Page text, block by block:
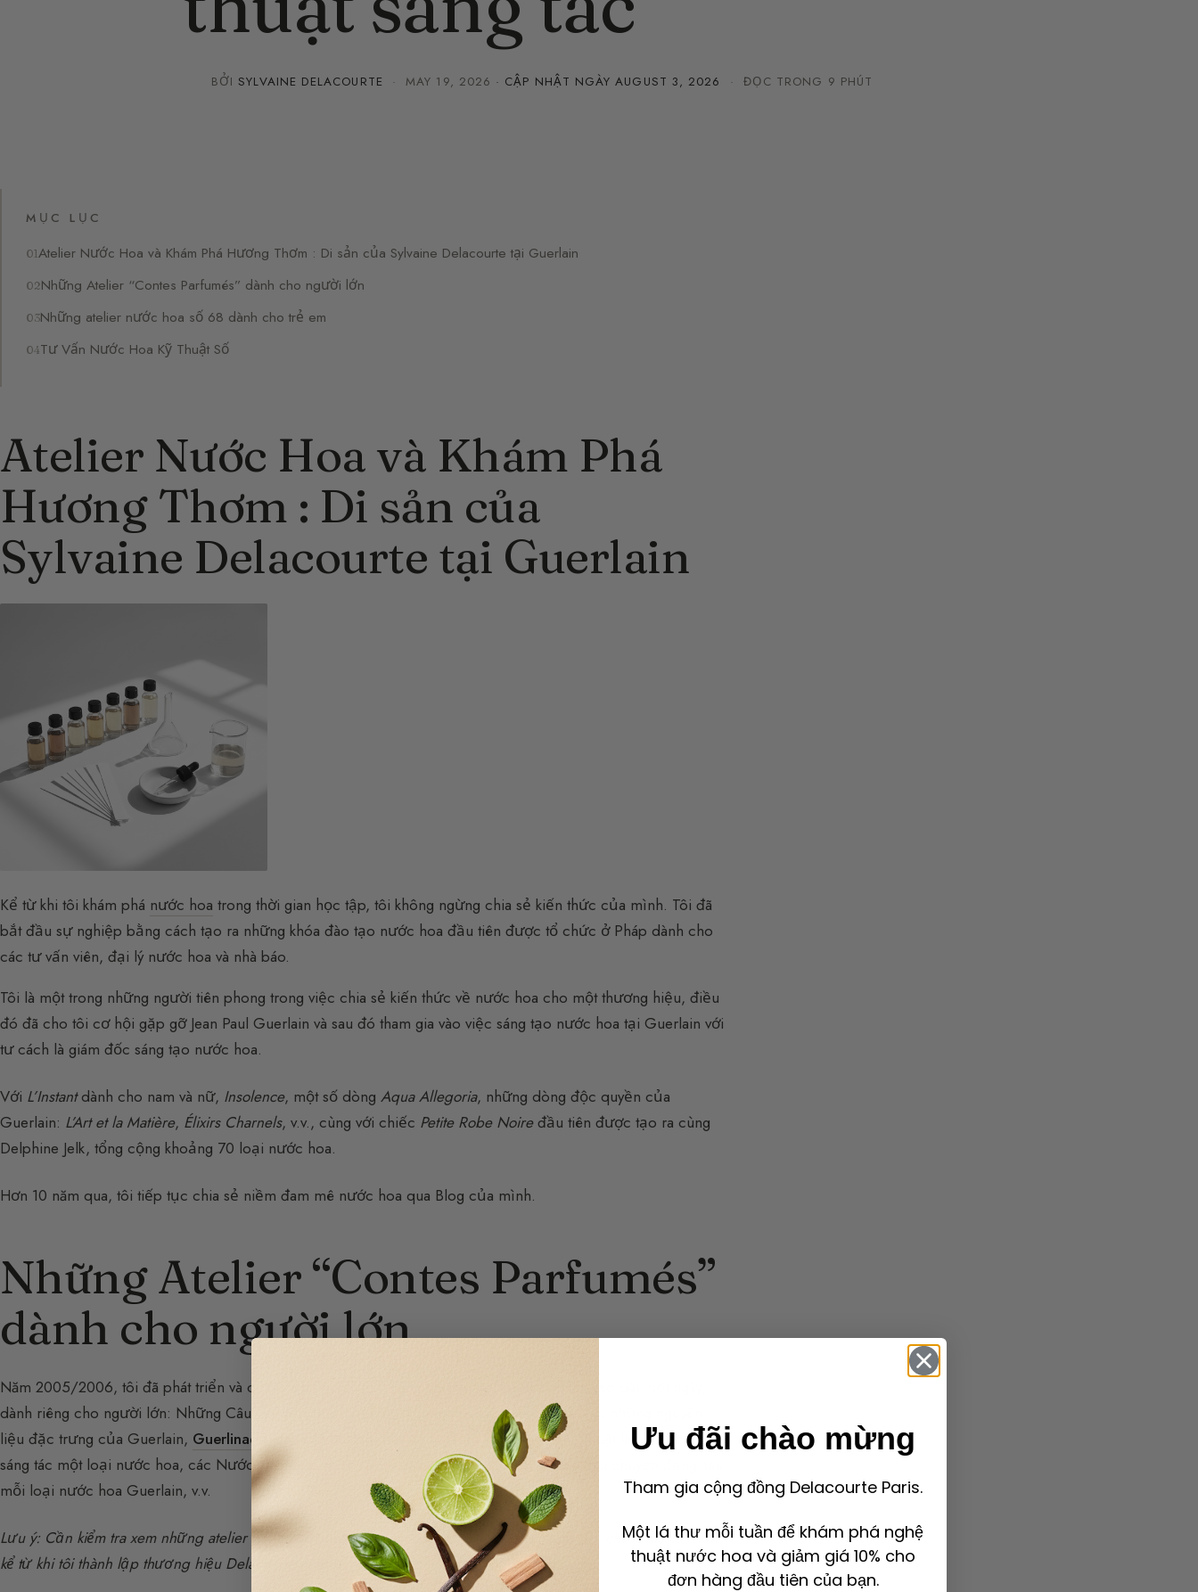
BỞI SYLVAINE DELACOURTE ·MAY 19, 2026 · CẬP NHẬT NGÀYAUGUST 3, 2026 · ĐỌC TRONG 9 PHÚT
MỤC LỤC
Atelier Nước Hoa và Khám Phá Hương Thơm : Di sản của Sylvaine Delacourte tại Guerlain
Những Atelier “Contes Parfumés” dành cho người lớn
Những atelier nước hoa số 68 dành cho trẻ em
Tư Vấn Nước Hoa Kỹ Thuật Số
Atelier Nước Hoa và Khám Phá
Hương Thơm : Di sản của
Sylvaine Delacourte tại Guerlain
Kể từ khi tôi khám phá nước hoa trong thời gian học tập, tôi không ngừng chia sẻ kiến thức của mình. Tôi đã
bắt đầu sự nghiệp bằng cách tạo ra những khóa đào tạo nước hoa đầu tiên được tổ chức ở Pháp dành cho
các tư vấn viên, đại lý nước hoa và nhà báo.
Tôi là một trong những người tiên phong trong việc chia sẻ kiến thức về nước hoa cho một thương hiệu, điều
đó đã cho tôi cơ hội gặp gỡ Jean Paul Guerlain và sau đó tham gia vào việc sáng tạo nước hoa tại Guerlain với
tư cách là giám đốc sáng tạo nước hoa.
Với L’Instantdành cho nam và nữ, Insolence, một số dòng Aqua Allegoria, những dòng độc quyền của
Guerlain: L’Art et la Matière, Élixirs Charnels, v.v., cùng với chiếc Petite Robe Noiređầu tiên được tạo ra cùng
Delphine Jelk, tổng cộng khoảng 70 loại nước hoa.
Hơn 10 năm qua, tôi tiếp tục chia sẻ niềm đam mê nước hoa qua Blog của mình.
Những Atelier “Contes Parfumés”
dành cho người lớn
Năm 2005/2006, tôi đã phát triển và cung cấp cho công chúng những Atelier Nước Hoa kéo dài một ngày,
dành riêng cho người lớn: Những Câu Chuyện Hương Thơm: khám phá các nguyên liệu thô, những nguyên
liệu đặc trưng của Guerlain, Guerlinade
, những hợp âm lớn trong nghệ thuật làm nước hoa,
sáng tác một loại nước hoa, các Nước Hoa Guerlain, nguồn gốc của Nước Hoa, những câu chuyện đằng sau
mỗi loại nước hoa Guerlain, v.v.
Lưu ý: Cần kiểm tra xem những atelier này có còn hoạt động không, vì tôi không còn làm việc cho Guerlain nữa
kể từ khi tôi thành lập thương hiệu Delacourte Paris của riêng mình.
Ưu đãi chào mừng
Tham gia cộng đồng Delacourte Paris.
Một lá thư mỗi tuần để khám phá nghệ
thuật nước hoa và giảm giá 10% cho
đơn hàng đầu tiên của bạn.